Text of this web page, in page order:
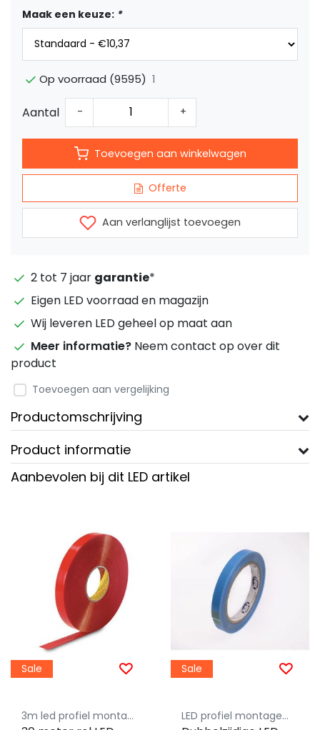
Maak een keuze: *
Op voorraad (9595) 1
Aantal - +
Toevoegen aan winkelwagen
Offerte
Aan verlanglijst toevoegen
2 tot 7 jaar garantie*
Eigen LED voorraad en magazijn
Wij leveren LED geheel op maat aan
Meer informatie? Neem contact op over dit
product
Toevoegen aan vergelijking
Productomschrijving
Product informatie
Aanbevolen bij dit LED artikel
Sale
3m led profiel montagetape
Sale
LED profiel montagemateriaal - Luksus